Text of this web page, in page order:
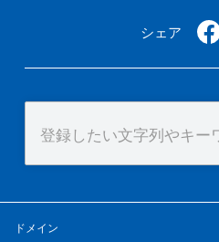
シェア
ドメイン